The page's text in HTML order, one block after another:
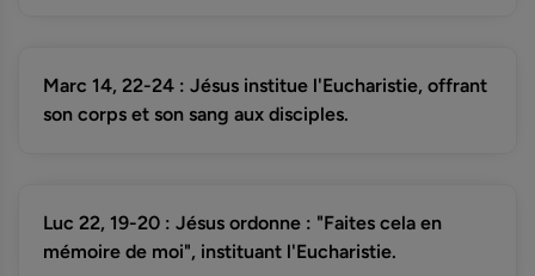
Marc 14, 22-24 : Jésus institue l'Eucharistie, offrant
son corps et son sang aux disciples.
Luc 22, 19-20 : Jésus ordonne : "Faites cela en
mémoire de moi", instituant l'Eucharistie.